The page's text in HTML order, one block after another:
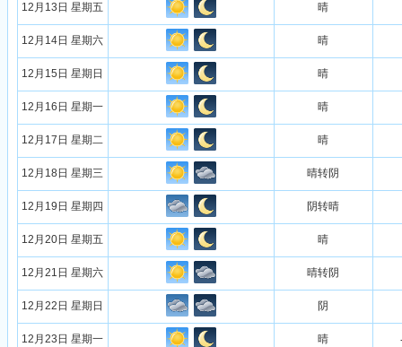
12月13日 星期五 晴
12月14日 星期六 晴
12月15日 星期日 晴
12月16日 星期一 晴
12月17日 星期二 晴
12月18日 星期三 晴转阴
12月19日 星期四 阴转晴
12月20日 星期五 晴
12月21日 星期六 晴转阴
12月22日 星期日 阴
12月23日 星期一 晴